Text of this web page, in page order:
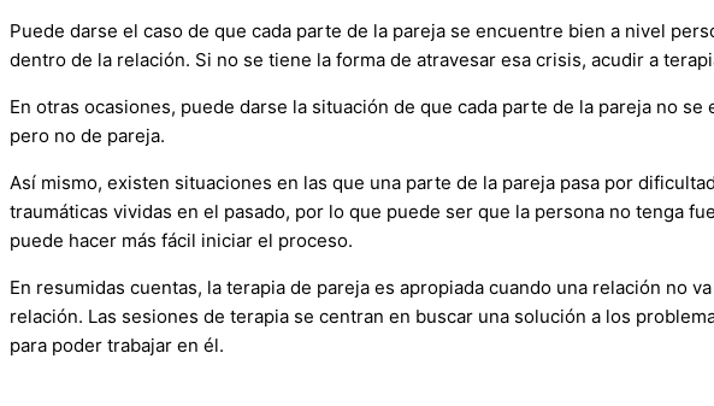
Puede darse el caso de que cada parte de la pareja se encuentre bien a nivel
dentro de la relación. Si no se tiene la forma de atravesar esa crisis, acudir a
En otras ocasiones, puede darse la situación de que cada parte de la pareja no
pero no de pareja.
Así mismo, existen situaciones en las que una parte de la pareja pasa por
traumáticas vividas en el pasado, por lo que puede ser que la persona no tenga
puede hacer más fácil iniciar el proceso.
En resumidas cuentas, la terapia de pareja es apropiada cuando una relación no
relación. Las sesiones de terapia se centran en buscar una solución a los
para poder trabajar en él.